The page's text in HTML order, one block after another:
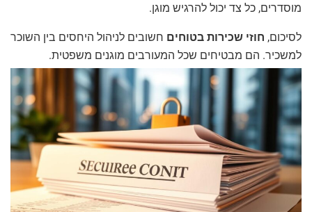
מוסדרים, כל צד יכול להרגיש מוגן.
לסיכום, חוזי שכירות בטוחים חשובים לניהול היחסים בין השוכר
למשכיר. הם מבטיחים שכל המעורבים מוגנים משפטית.